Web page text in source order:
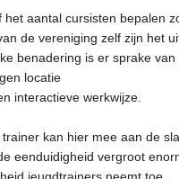
aantal cursisten bepalen
de vereniging zelf zijn het
benadering is er sprake van
locatie
interactieve werkwijze.
kan hier mee aan de
eenduidigheid vergroot
jeugdtrainers neemt toe.